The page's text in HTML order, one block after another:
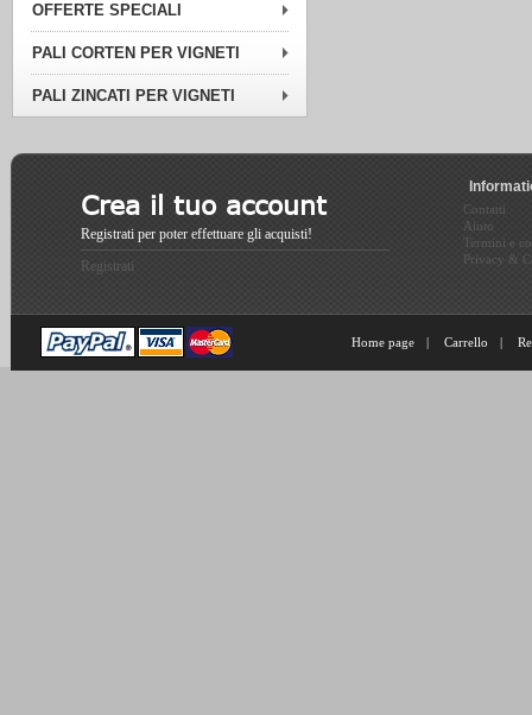
OFFERTE SPECIALI
PALI CORTEN PER VIGNETI
PALI ZINCATI PER VIGNETI
Crea il tuo account
Registrati per poter effettuare gli acquisti!
Registrati
Contatti
Aiuto
Termini e
Privacy &
Home page | Carrello |